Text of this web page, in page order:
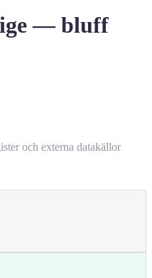
— bluff
och externa datakällor